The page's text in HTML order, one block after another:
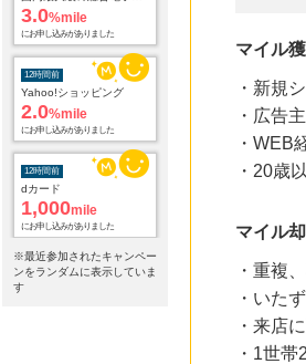
12時間前
Yahoo!ショッピング
2.0%mile
にお申し込みがありました
12時間前
dカード
1,000 mile
にお申し込みがありました
12時間前
960mile
にお申し込みがありました
※最近参加されたキャンペー
ンをランダムに表示していま
す
マイル
・新規
・広告
・WEB
・20歳
マイル
・重複
・いた
・来店
・1世